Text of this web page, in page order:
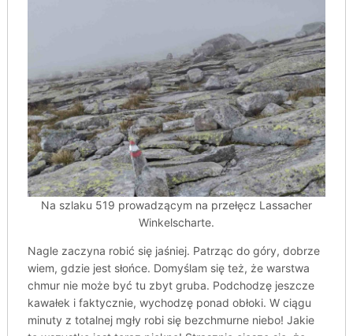
Na szlaku 519 prowadzącym na przełęcz Lassacher
Winkelscharte.
Nagle zaczyna robić się jaśniej. Patrząc do góry, dobrze
wiem, gdzie jest słońce. Domyślam się też, że warstwa
chmur nie może być tu zbyt gruba. Podchodzę jeszcze
kawałek i faktycznie, wychodzę ponad obłoki. W ciągu
minuty z totalnej mgły robi się bezchmurne niebo! Jakie